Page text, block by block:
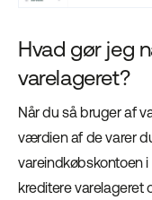
Hvad gør jeg
varelageret?
Når du så bruger af
værdien af de varer
vareindkøbskontoen
kreditere varelageret